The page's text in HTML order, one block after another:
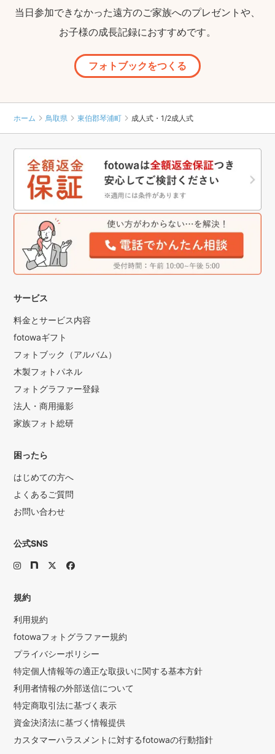
当日参加できなかった遠方のご家族へのプレゼントや、
お子様の成長記録におすすめです。
フォトブックをつくる
ホーム 鳥取県 東伯郡琴浦町 成人式・1/2成人式
サービス
料金とサービス内容
fotowaギフト
フォトブック（アルバム）
木製フォトパネル
フォトグラファー登録
法人・商用撮影
家族フォト総研
困ったら
はじめての方へ
よくあるご質問
お問い合わせ
公式SNS
規約
利用規約
fotowaフォトグラファー規約
プライバシーポリシー
特定個人情報等の適正な取扱いに関する基本方針
利用者情報の外部送信について
特定商取引法に基づく表示
資金決済法に基づく情報提供
カスタマーハラスメントに対するfotowaの行動指針